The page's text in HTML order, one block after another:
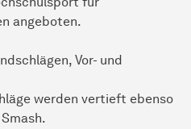
angeboten.
Vor- und
werden vertieft ebenso